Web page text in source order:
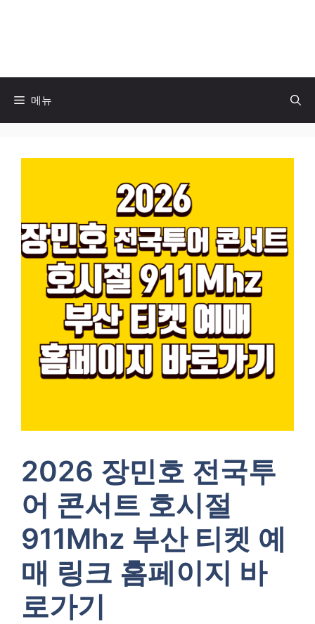
건
메뉴
2026 장민호 전국투
어 콘서트 호시절
911Mhz 부산 티켓 예
매 링크 홈페이지 바
로가기